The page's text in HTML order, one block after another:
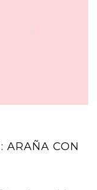
ARAÑA CON